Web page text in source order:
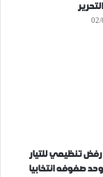
تنظيمي للتيار
صفوفه انتخابيا